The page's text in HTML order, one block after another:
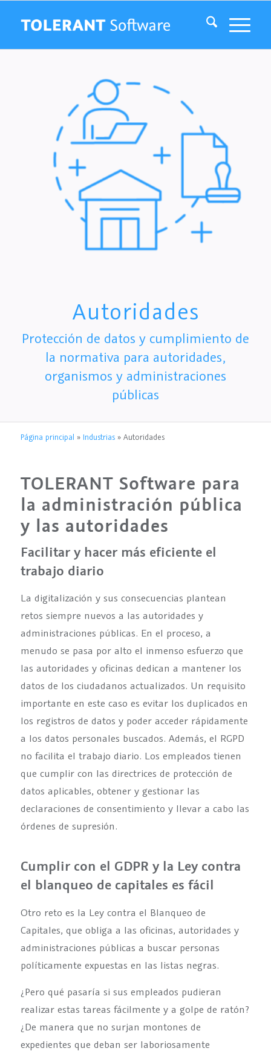
Autoridades
Protección de datos y cumplimiento de
la normativa para autoridades,
organismos y administraciones
públicas
Página principal » Industrias» Autoridades
TOLERANT Software para
la administración pública
y las autoridades
Facilitar y hacer más eficiente el
trabajo diario
La digitalización y sus consecuencias plantean
retos siempre nuevos a las autoridades y
administraciones públicas. En el proceso, a
menudo se pasa por alto el inmenso esfuerzo que
las autoridades y oficinas dedican a mantener los
datos de los ciudadanos actualizados. Un requisito
importante en este caso es evitar los duplicados en
los registros de datos y poder acceder rápidamente
a los datos personales buscados. Además, el RGPD
no facilita el trabajo diario. Los empleados tienen
que cumplir con las directrices de protección de
datos aplicables, obtener y gestionar las
declaraciones de consentimiento y llevar a cabo las
órdenes de supresión.
Cumplir con el GDPR y la Ley contra
el blanqueo de capitales es fácil
Otro reto es la Ley contra el Blanqueo de
Capitales, que obliga a las oficinas, autoridades y
administraciones públicas a buscar personas
políticamente expuestas en las listas negras.
¿Pero qué pasaría si sus empleados pudieran
realizar estas tareas fácilmente y a golpe de ratón?
¿De manera que no surjan montones de
expedientes que deban ser laboriosamente